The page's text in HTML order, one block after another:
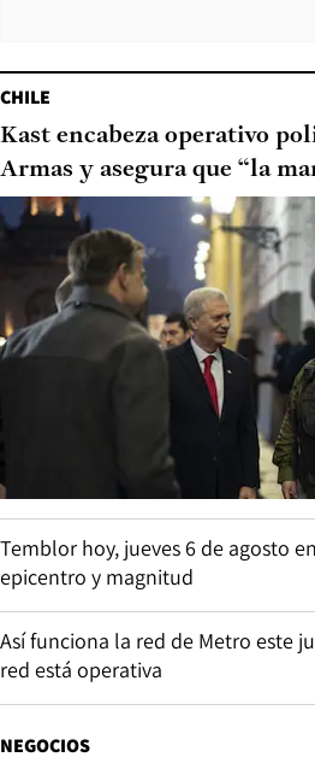
CHILE
Kast encabeza operativo
Armas y asegura que “la
Temblor hoy, jueves 6 de agosto
epicentro y magnitud
Así funciona la red de Metro este
red está operativa
NEGOCIOS